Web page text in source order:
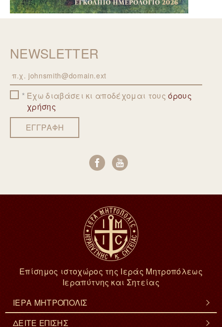
NEWSLETTER
EmailΈχω διαβάσει κι αποδέχομαι τουςόρους
χρήσης
ΕΓΓΡΑΦΗ
Επίσημος ιστοχώρος της Ιεράς Μητροπόλεως
Ιεραπύτνης και Σητείας
ΙΕΡΑ ΜΗΤΡΟΠΟΛΙΣ
ΔΕΙΤΕ ΕΠΙΣΗΣ